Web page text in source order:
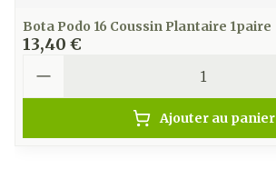
Bota Podo 16 Coussin Plantaire 1paire
13,40 €
Ajouter au panier